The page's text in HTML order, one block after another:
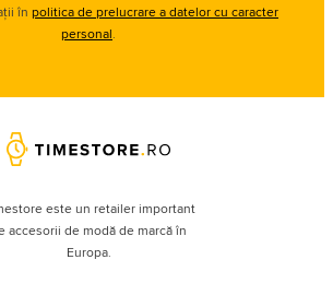
în politica de prelucrare a datelor cu caracter
personal.
este un retailer important
accesorii de modă de marcă în
Europa.